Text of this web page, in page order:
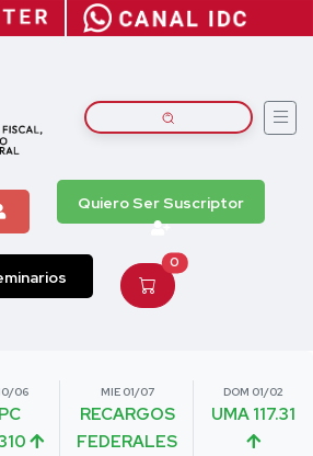
Quiero Ser Suscriptor
0
06 MIE 01/07
RECARGOS
FEDERALES
DOM 01/02
UMA 117.31